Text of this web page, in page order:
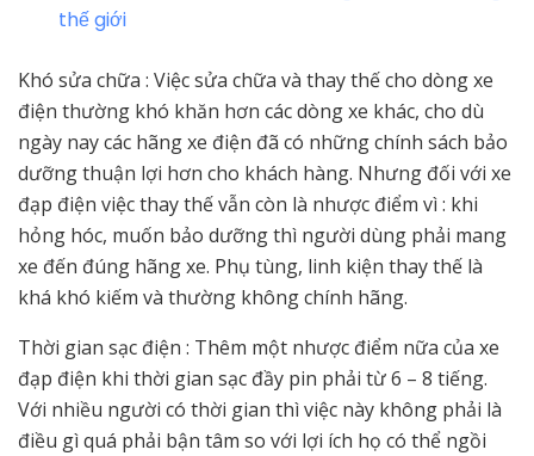
thế giới
Khó sửa chữa : Việc sửa chữa và thay thế cho dòng xe
điện thường khó khăn hơn các dòng xe khác, cho dù
ngày nay các hãng xe điện đã có những chính sách bảo
dưỡng thuận lợi hơn cho khách hàng. Nhưng đối với xe
đạp điện việc thay thế vẫn còn là nhược điểm vì : khi
hỏng hóc, muốn bảo dưỡng thì người dùng phải mang
xe đến đúng hãng xe. Phụ tùng, linh kiện thay thế là
khá khó kiếm và thường không chính hãng.
Thời gian sạc điện : Thêm một nhược điểm nữa của xe
đạp điện khi thời gian sạc đầy pin phải từ 6 – 8 tiếng.
Với nhiều người có thời gian thì việc này không phải là
điều gì quá phải bận tâm so với lợi ích họ có thể ngồi